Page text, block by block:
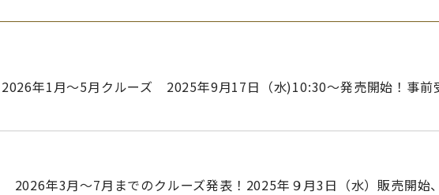
年1月～5月クルーズ 2025年9月17日（水)10:30～発売開始！事前
2026年3月～7月までのクルーズ発表！2025年９月3日（水）販売開始